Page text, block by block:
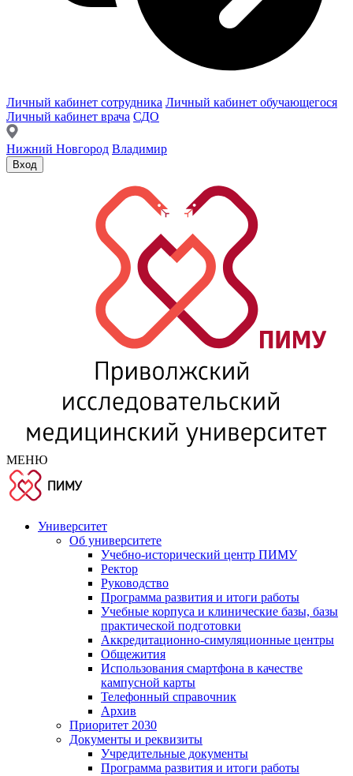
Личный кабинет сотрудника Личный кабинет обучающегося
Личный кабинет врача СДО
Нижний Новгород Владимир
Вход
МЕНЮ
Университет
Об университете
Учебно-исторический центр ПИМУ
Ректор
Руководство
Программа развития и итоги работы
Учебные корпуса и клинические базы, базы
практической подготовки
Аккредитационно-симуляционные центры
Общежития
Использования смартфона в качестве
кампусной карты
Телефонный справочник
Архив
Приоритет 2030
Документы и реквизиты
Учредительные документы
Программа развития и итоги работы